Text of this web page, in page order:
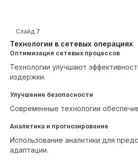
Технологии в сетевых операциях
Слайд 7
Оптимизация сетевых процессов
Технологии улучшают
издержки.
Улучшение безопасности
Современные технологии
Аналитика и прогнозирование
Использование аналитики для
адаптации.